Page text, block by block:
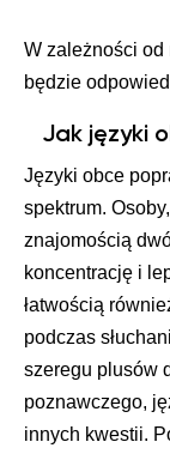
W zależności
będzie
Jak języki
Języki obce
spektrum.
znajomością
koncentrację i
łatwością
podczas
szeregu plusów
poznawczego,
innych kwestii.